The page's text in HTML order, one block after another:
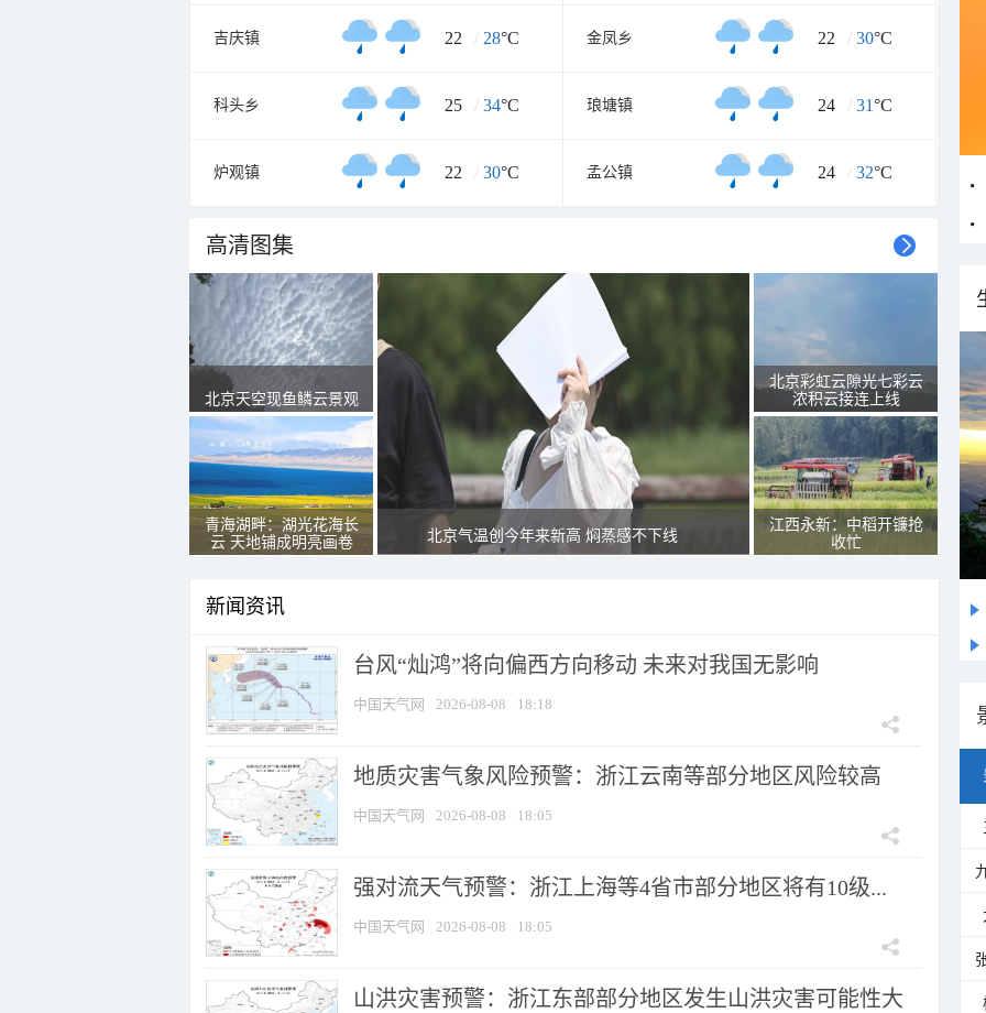
吉庆镇 22 / 28°C 金凤乡 22 / 30°C
科头乡 25 / 34°C 琅塘镇 24 / 31°C
炉观镇 22 / 30°C 孟公镇 24 / 32°C
高清图集
北京天空现鱼鳞云景观
青海湖畔：湖光花海长
云 天地铺成明亮画卷
北京气温创今年来新高 焖蒸感不下线
北京彩虹云隙光七彩云
浓积云接连上线
江西永新：中稻开镰抢
收忙
新闻资讯
台风“灿鸿”将向偏西方向移动 未来对我国无影响
中国天气网 2026-08-08 18:18
地质灾害气象风险预警：浙江云南等部分地区风险较高
中国天气网 2026-08-08 18:05
强对流天气预警：浙江上海等4省市部分地区将有10级...
中国天气网 2026-08-08 18:05
山洪灾害预警：浙江东部部分地区发生山洪灾害可能性大